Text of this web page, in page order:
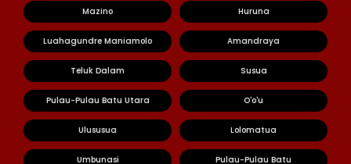
Mazino Huruna
Luahagundre Maniamolo Amandraya
Teluk Dalam Susua
Pulau-Pulau Batu Utara O'o'u
Ulususua Lolomatua
Umbunasi Pulau-Pulau Batu